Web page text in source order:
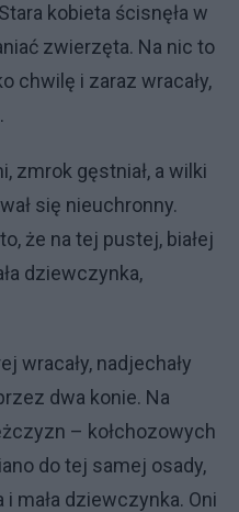
kobieta ścisnęła w
zwierzęta. Na nic to
chwilę i zaraz wracały,
zmrok gęstniał, a wilki
się nieuchronny.
że na tej pustej, białej
dziewczynka,
wracały, nadjechały
dwa konie. Na
– kołchozowych
do tej samej osady,
mała dziewczynka. Oni